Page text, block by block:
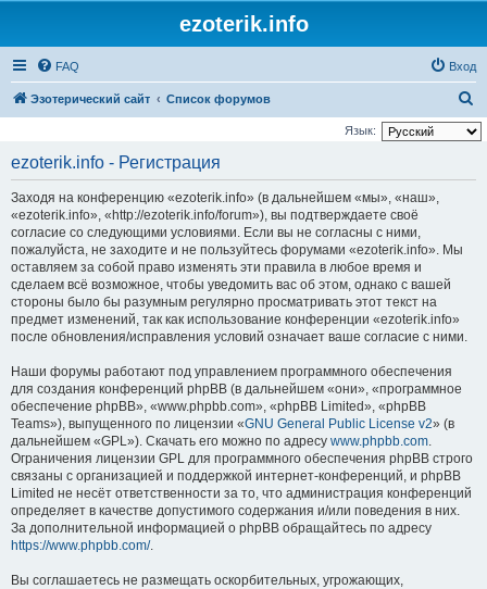
ezoterik.info
FAQ Вход
Эзотерический сайт Список форумов
о
Язык:
ezoterik.info - Регистрация
Заходя на конференцию «ezoterik.info» (в дальнейшем «мы», «наш»,
«ezoterik.info», «http://ezoterik.info/forum»), вы подтверждаете своё
согласие со следующими условиями. Если вы не согласны с ними,
пожалуйста, не заходите и не пользуйтесь форумами «ezoterik.info». Мы
оставляем за собой право изменять эти правила в любое время и
сделаем всё возможное, чтобы уведомить вас об этом, однако с вашей
стороны было бы разумным регулярно просматривать этот текст на
предмет изменений, так как использование конференции «ezoterik.info»
после обновления/исправления условий означает ваше согласие с ними.
Наши форумы работают под управлением программного обеспечения
для создания конференций phpBB (в дальнейшем «они», «программное
обеспечение phpBB», «www.phpbb.com», «phpBB Limited», «phpBB
Teams»), выпущенного по лицензии «GNU General Public License v2» (в
дальнейшем «GPL»). Скачать его можно по адресу www.phpbb.com.
Ограничения лицензии GPL для программного обеспечения phpBB строго
связаны с организацией и поддержкой интернет-конференций, и phpBB
Limited не несёт ответственности за то, что администрация конференций
определяет в качестве допустимого содержания и/или поведения в них.
За дополнительной информацией о phpBB обращайтесь по адресу
https://www.phpbb.com/.
Вы соглашаетесь не размещать оскорбительных, угрожающих,